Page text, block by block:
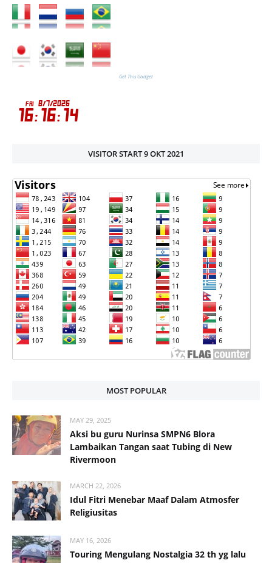
Get This Gadget
VISITOR START 9 OKT 2021
MOST POPULAR
MAY 29, 2025
Aksi bu guru Nurinsa SMPN6 Blora
Lambaikan Tangan saat Tubing di New
Rivermoon
MARCH 22, 2026
Idul Fitri Menebar Maaf Dalam Atmosfer
Religiusitas
MAY 16, 2026
Touring Mengulang Nostalgia 32 th yg lalu